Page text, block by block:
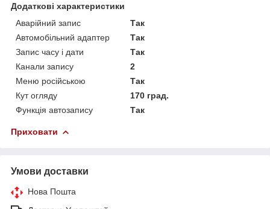
Додаткові характеристики
Аварійний запис
Так
Автомобільний адаптер
Так
Запис часу і дати
Так
Канали запису
2
Меню російською
Так
Кут огляду
170 град.
Функція автозапису
Так
Приховати
Умови доставки
Нова Пошта